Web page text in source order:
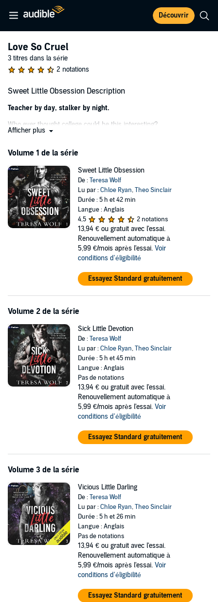
Découvrir
Love So Cruel
3 titres dans la série
2 notations
Sweet Little Obsession Description
Teacher by day, stalker by night.
Who ever thought college could be this interesting?
She's my obsession—and I'll stop at nothing to make her mine.
I followed her back to her apartment. Then I broke in while she was
asleep.
She wants me. I can feel it when I touch her. But she can't know
who I am.
I'm her new step-brother.
My family's enemies are legion, and our little game puts her right in
the firing line. But protecting her is what big brothers are for, right?
The more we fight, the more I want her. And my nocturnal visits
©2024 Teresa Wolf (P)2024 Podium Audio
Afficher plus
Volume 1 de la série
Sweet Little Obsession
De :Teresa Wolf
Lu par :Chloe Ryan,Theo Sinclair
Durée : 5 h et 42 min
Langue : Anglais
4,5
2 notations
13,94 € ou gratuit avec l'essai.
Renouvellement automatique à
5,99 €/mois après l'essai. Voir
conditions d'éligibilité
Essayez Standard gratuitement
Volume 2 de la série
Sick Little Devotion
De :Teresa Wolf
Lu par :Chloe Ryan,Theo Sinclair
Durée : 5 h et 45 min
Langue : Anglais
Pas de notations
13,94 € ou gratuit avec l'essai.
Renouvellement automatique à
5,99 €/mois après l'essai. Voir
conditions d'éligibilité
Essayez Standard gratuitement
Volume 3 de la série
Vicious Little Darling
De :Teresa Wolf
Lu par :Chloe Ryan,Theo Sinclair
Durée : 5 h et 26 min
Langue : Anglais
Pas de notations
13,94 € ou gratuit avec l'essai.
Renouvellement automatique à
5,99 €/mois après l'essai. Voir
conditions d'éligibilité
Essayez Standard gratuitement